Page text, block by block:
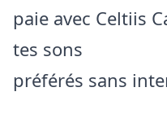
paie avec Celtiis
tes sons
préférés sans